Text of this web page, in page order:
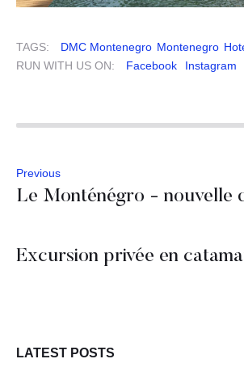
TAGS: DMC Montenegro Montenegro
RUN WITH US ON:
Facebook Instagram
Previous
LATEST POSTS